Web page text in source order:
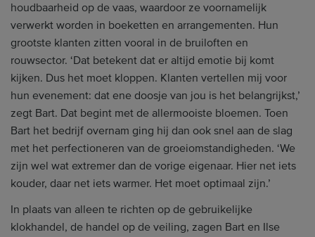
houdbaarheid op de vaas, waardoor ze voornamelijk
verwerkt worden in boeketten en arrangementen. Hun
grootste klanten zitten vooral in de bruiloften en
rouwsector. ‘Dat betekent dat er altijd emotie bij komt
kijken. Dus het moet kloppen. Klanten vertellen mij voor
hun evenement: dat ene doosje van jou is het belangrijkst,’
zegt Bart. Dat begint met de allermooiste bloemen. Toen
Bart het bedrijf overnam ging hij dan ook snel aan de slag
met het perfectioneren van de groeiomstandigheden. ‘We
zijn wel wat extremer dan de vorige eigenaar. Hier net iets
kouder, daar net iets warmer. Het moet optimaal zijn.’
In plaats van alleen te richten op de gebruikelijke
klokhandel, de handel op de veiling, zagen Bart en Ilse